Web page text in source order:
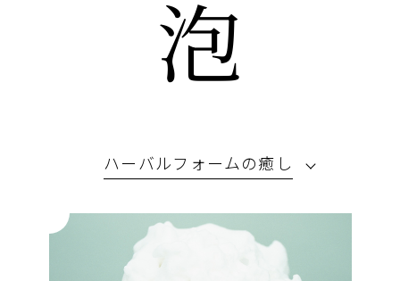
泡。
ハーバルフォームの癒し